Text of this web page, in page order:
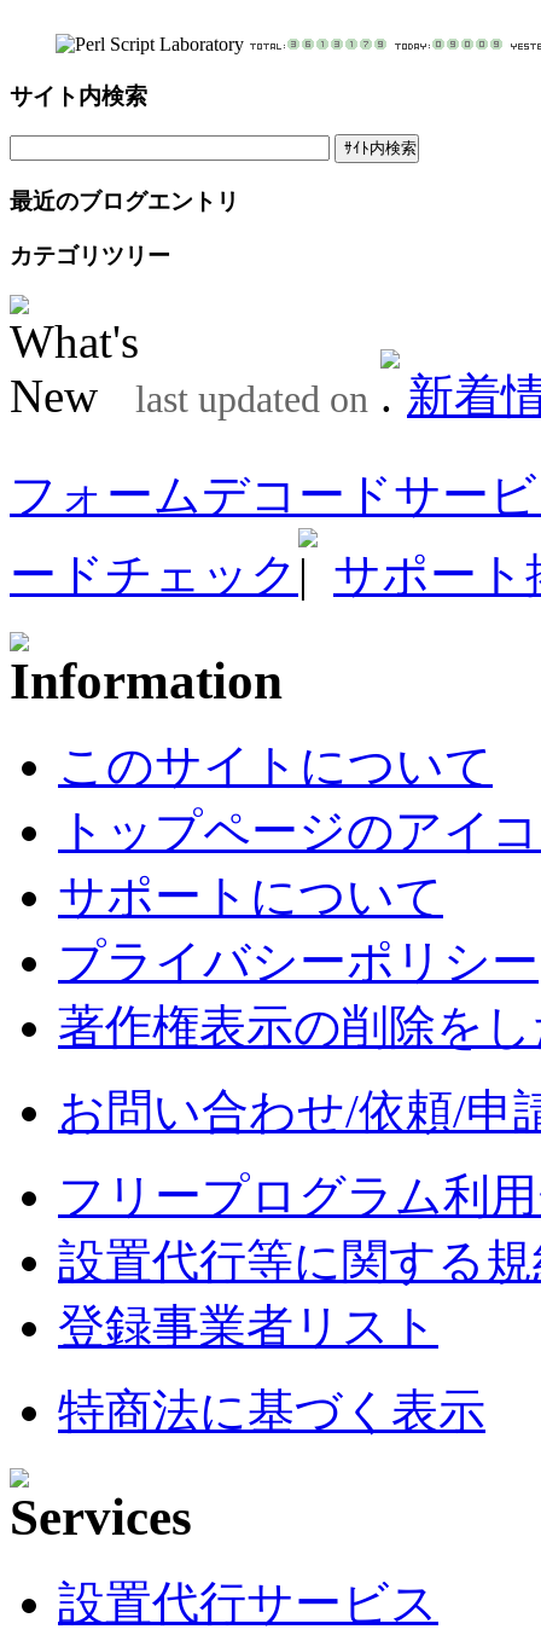
サイト内検索
最近のブログエントリ
カテゴリツリー
last updated on
新着
フォームデコードサー
ードチェック
サポート
このサイトについて
トップページのアイ
サポートについて
プライバシーポリシー
著作権表示の削除を
お問い合わせ/依頼/申
フリープログラム利
設置代行等に関する
登録事業者リスト
特商法に基づく表示
設置代行サービス